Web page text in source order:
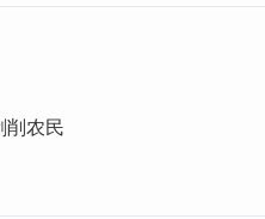
削农民